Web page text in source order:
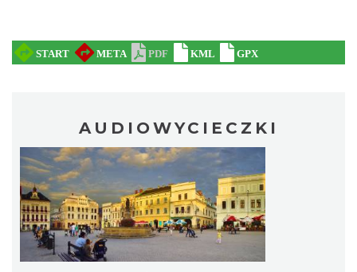
Koncert KARUZELA GNA
Cieszyn
2026-09-20
0.23 km
AUDIOWYCIECZKI